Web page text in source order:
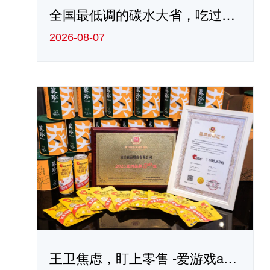
全国最低调的碳水大省，吃过一顿天塌了 -爱游戏app官方网站
2026-08-07
王卫焦虑，盯上零售 -爱游戏app官方网站